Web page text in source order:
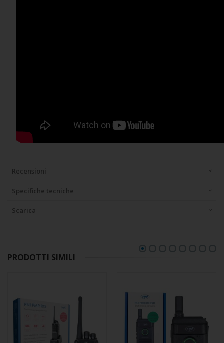
Recensioni
Specifiche tecniche
Scarica
PRODOTTI SIMILI